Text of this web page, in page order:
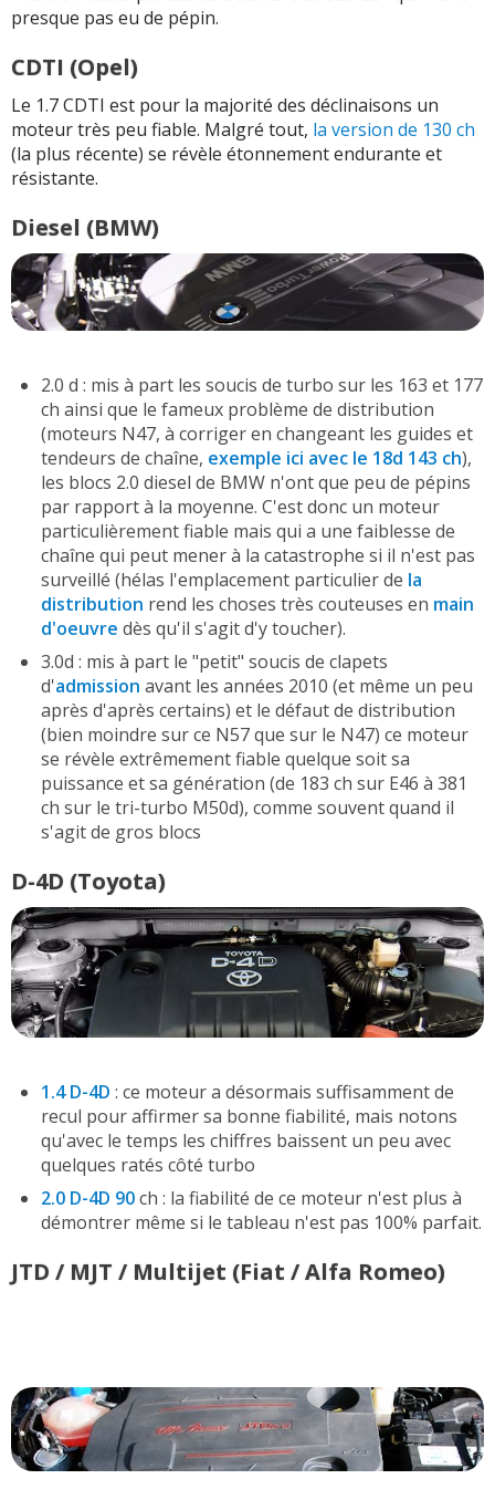
presque pas eu de pépin.
CDTI (Opel)
Le 1.7 CDTI est pour la majorité des déclinaisons un
moteur très peu fiable. Malgré tout, la version de 130 ch
(la plus récente) se révèle étonnement endurante et
résistante.
Diesel (BMW)
2.0 d : mis à part les soucis de turbo sur les 163 et 177
ch ainsi que le fameux problème de distribution
(moteurs N47, à corriger en changeant les guides et
tendeurs de chaîne, exemple ici avec le 18d 143 ch),
les blocs 2.0 diesel de BMW n'ont que peu de pépins
par rapport à la moyenne. C'est donc un moteur
particulièrement fiable mais qui a une faiblesse de
chaîne qui peut mener à la catastrophe si il n'est pas
surveillé (hélas l'emplacement particulier de la
distribution rend les choses très couteuses en main
d'oeuvre dès qu'il s'agit d'y toucher).
3.0d : mis à part le "petit" soucis de clapets
d'admission avant les années 2010 (et même un peu
après d'après certains) et le défaut de distribution
(bien moindre sur ce N57 que sur le N47) ce moteur
se révèle extrêmement fiable quelque soit sa
puissance et sa génération (de 183 ch sur E46 à 381
ch sur le tri-turbo M50d), comme souvent quand il
s'agit de gros blocs
D-4D (Toyota)
1.4 D-4D : ce moteur a désormais suffisamment de
recul pour affirmer sa bonne fiabilité, mais notons
qu'avec le temps les chiffres baissent un peu avec
quelques ratés côté turbo
2.0 D-4D 90ch : la fiabilité de ce moteur n'est plus à
démontrer même si le tableau n'est pas 100% parfait.
JTD / MJT / Multijet (Fiat / Alfa Romeo)